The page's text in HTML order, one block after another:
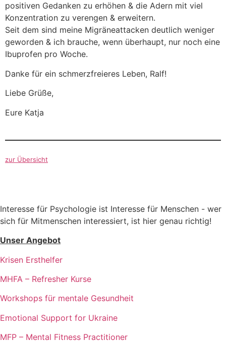
positiven Gedanken zu erhöhen & die Adern mit viel
Konzentration zu verengen & erweitern.
Seit dem sind meine Migräneattacken deutlich weniger
geworden & ich brauche, wenn überhaupt, nur noch eine
Ibuprofen pro Woche.
Danke für ein schmerzfreieres Leben, Ralf!
Liebe Grüße,
Eure Katja
zur Übersicht
Interesse für Psychologie ist Interesse für Menschen - wer
sich für Mitmenschen interessiert, ist hier genau richtig!
Unser Angebot
Krisen Ersthelfer
MHFA – Refresher Kurse
Workshops für mentale Gesundheit
Emotional Support for Ukraine
MFP – Mental Fitness Practitioner